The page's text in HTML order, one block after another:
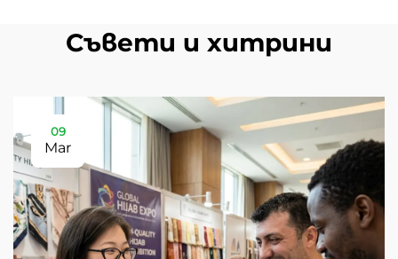
Съвети и хитрини
09
Mar